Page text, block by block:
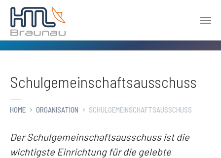
Schulgemeinschaftsausschuss
HOME ORGANISATION SCHULGEMEINSCHAFTSAUSSCHUSS
Der Schulgemeinschaftsausschuss ist die
wichtigste Einrichtung für die gelebte